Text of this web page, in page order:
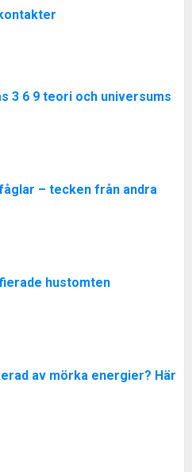
3 6 9 teori och universums
– tecken från andra
hustomten
av mörka energier? Här